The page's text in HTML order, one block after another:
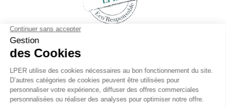
Contactez-nous
En savoir plus
Lettre d'informations